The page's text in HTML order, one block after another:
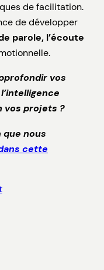
de facilitation.
de développer
parole, l’écoute
vos
vos projets ?
nous
cette